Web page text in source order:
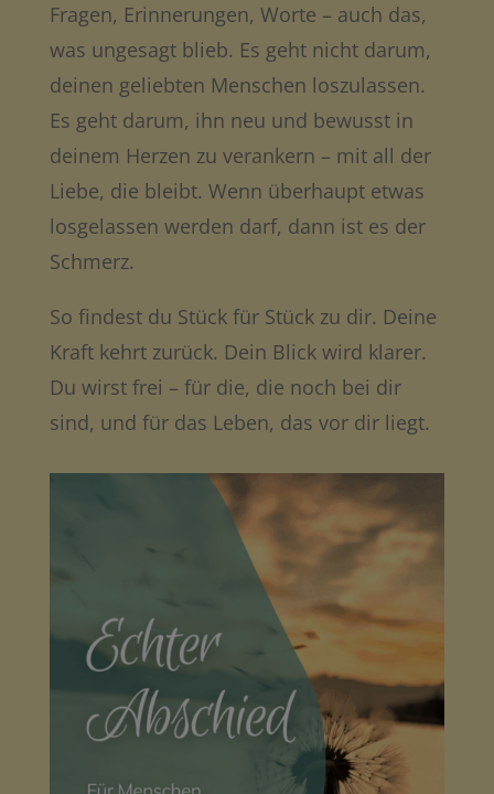
Fragen, Erinnerungen, Worte – auch das,
was ungesagt blieb. Es geht nicht darum,
deinen geliebten Menschen loszulassen.
Es geht darum, ihn neu und bewusst in
deinem Herzen zu verankern – mit all der
Liebe, die bleibt. Wenn überhaupt etwas
losgelassen werden darf, dann ist es der
Schmerz.
So findest du Stück für Stück zu dir. Deine
Kraft kehrt zurück. Dein Blick wird klarer.
Du wirst frei – für die, die noch bei dir
sind, und für das Leben, das vor dir liegt.